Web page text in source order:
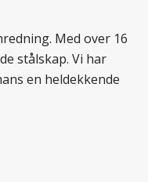
Med over 16
stålskap. Vi har
en heldekkende